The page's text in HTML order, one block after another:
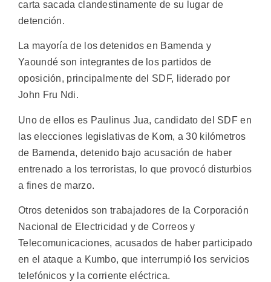
carta sacada clandestinamente de su lugar de
detención.
La mayoría de los detenidos en Bamenda y
Yaoundé son integrantes de los partidos de
oposición, principalmente del SDF, liderado por
John Fru Ndi.
Uno de ellos es Paulinus Jua, candidato del SDF en
las elecciones legislativas de Kom, a 30 kilómetros
de Bamenda, detenido bajo acusación de haber
entrenado a los terroristas, lo que provocó disturbios
a fines de marzo.
Otros detenidos son trabajadores de la Corporación
Nacional de Electricidad y de Correos y
Telecomunicaciones, acusados de haber participado
en el ataque a Kumbo, que interrumpió los servicios
telefónicos y la corriente eléctrica.